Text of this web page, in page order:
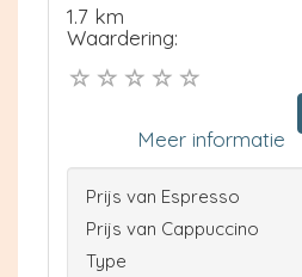
1.7 km
Waardering:
Meer informatie
Prijs van Espresso
Prijs van Cappuccino
Type